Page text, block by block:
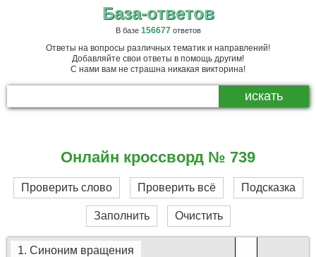
База-ответов
В базе 156677ответов
Ответы на вопросы различных тематик и направлений!
Добавляйте свои ответы в помощь другим!
С нами вам не страшна никакая викторина!
Онлайн кроссворд № 739
Проверить слово Проверить всё Подсказка
Заполнить Очистить
1. Синоним вращения